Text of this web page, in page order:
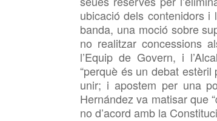
ubicació dels contenidors i
banda, una moció sobre
no realitzar concessions
l’Equip de Govern, i
“perquè és un debat
unir; i apostem per una
Hernández va matisar que
no d’acord amb la